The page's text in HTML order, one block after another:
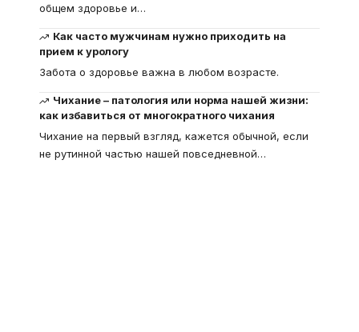
общем здоровье и…
Как часто мужчинам нужно приходить на
прием к урологу
Забота о здоровье важна в любом возрасте.
Чихание – патология или норма нашей жизни:
как избавиться от многократного чихания
Чихание на первый взгляд, кажется обычной, если
не рутинной частью нашей повседневной…